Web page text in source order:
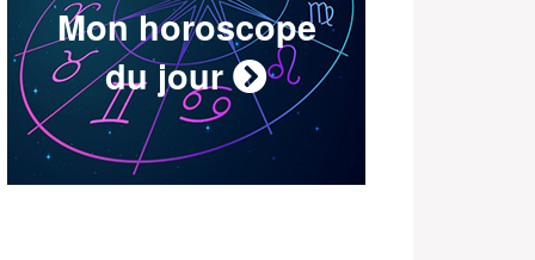
Mon horoscope
du jour